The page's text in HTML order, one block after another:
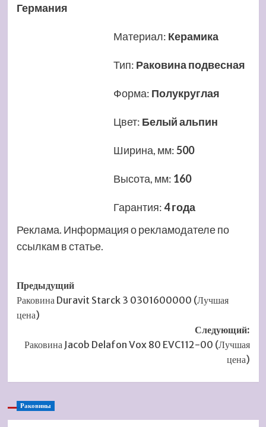
Германия
Материал: Керамика
Тип: Раковина подвесная
Форма: Полукруглая
Цвет: Белый альпин
Ширина, мм:500
Высота, мм: 160
Гарантия:4 года
Реклама. Информация о рекламодателе по
ссылкам в статье.
Навигация
записи
Предыдущий
Раковина Duravit Starck 3 0301600000 (Лучшая
цена)
Следующий:
Раковина Jacob Delafon Vox 80 EVC112-00 (Лучшая
цена)
Раковины